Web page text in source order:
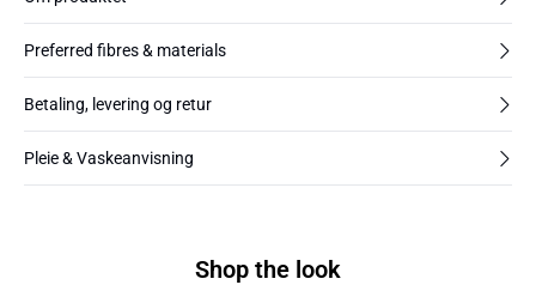
Preferred fibres & materials
Betaling, levering og retur
Pleie & Vaskeanvisning
Shop the look